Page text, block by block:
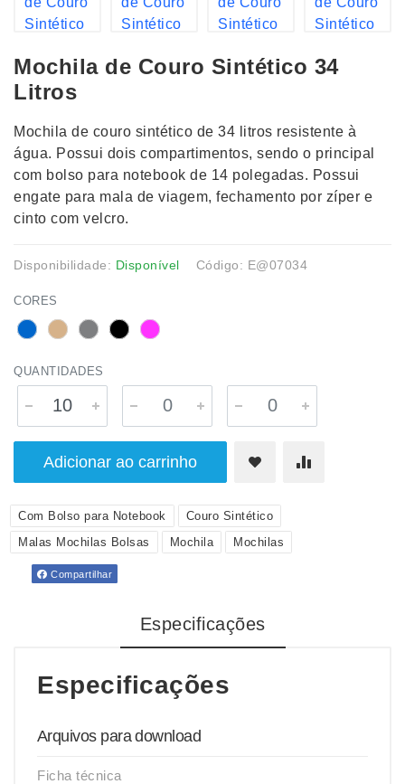
Mochila de Couro Sintético 34
Litros
Mochila de couro sintético de 34 litros resistente à
água. Possui dois compartimentos, sendo o principal
com bolso para notebook de 14 polegadas. Possui
engate para mala de viagem, fechamento por zíper e
cinto com velcro.
Disponibilidade: Disponível Código: E@07034
CORES
QUANTIDADES
Adicionar ao carrinho
Com Bolso para Notebook
Couro Sintético
Malas Mochilas Bolsas
Mochila Mochilas
Compartilhar
Especificações
Especificações
Arquivos para download
Ficha técnica